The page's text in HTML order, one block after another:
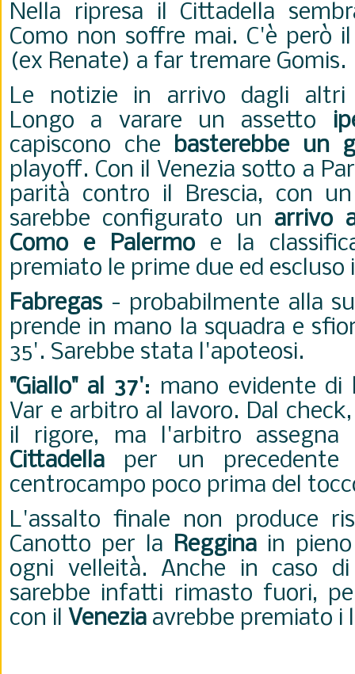
Nella ripresa il Cittadella
Como non soffre mai. C'è però
(ex Renate) a far tremare Gomis.
Le notizie in arrivo dagli altri
Longo a varare un assetto
capiscono che basterebbe un
playoff. Con il Venezia sotto a
parità contro il Brescia, con
sarebbe configurato un arrivo
Como e Palermoe la
premiato le prime due ed escluso
Fabregas - probabilmente alla
prende in mano la squadra e
35'. Sarebbe stata l'apoteosi.
"Giallo" al 37': mano evidente di
Var e arbitro al lavoro. Dal
il rigore, ma l'arbitro
Cittadella per un
centrocampo poco prima del
L'assalto finale non produce
Canotto per la Reggina in
ogni velleità. Anche in caso
sarebbe infatti rimasto fuori,
con il Venezia avrebbe premiato